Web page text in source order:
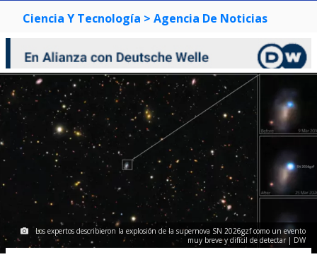
Ciencia Y Tecnología > Agencia De Noticias
Los expertos describieron la explosión de la supernova SN 2026gzf como un evento
muy breve y difícil de detectar | DW